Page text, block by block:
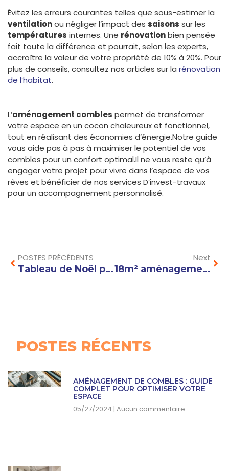
Évitez les erreurs courantes telles que sous-estimer la
ventilationou négliger l’impact des saisons sur les
températures internes. Une rénovationbien pensée
fait toute la différence et pourrait, selon les experts,
accroître la valeur de votre propriété de 10% à 20%. Pour
plus de conseils, consultez nos articles sur la rénovation
de l’habitat.
L’aménagement combles permet de transformer
votre espace en un cocon chaleureux et fonctionnel,
tout en réalisant des économies d’énergie.Notre guide
vous aide pas à pas à maximiser le potentiel de vos
combles pour un confort optimal.Il ne vous reste qu’à
engager votre projet pour vivre dans l’espace de vos
rêves et bénéficier de nos services D’invest-travaux
pour un accompagnement personnalisé.
POSTES PRÉCÉDENTS
Tableau de Noël peinture : idées et inspirations pour une décoration festive unique
Next
18m² aménagement studio : optimiser l’espace avec des meubles multifonctions et des rangements malins
POSTES RÉCENTS
AMÉNAGEMENT DE COMBLES : GUIDE
COMPLET POUR OPTIMISER VOTRE
ESPACE
05/27/2024 Aucun commentaire